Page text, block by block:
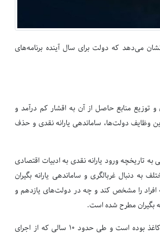
۱۴۰۱ در حوزه معیشت نشان می‌دهد که دولت برای سال آینده برنامه‌های
توزیع منابع حاصل از آن به اقشار کم درآمد و
وظایف دولت‌ها، ساماندهی یارانه نقدی و حذف
تاریخچه ورود یارانه نقدی به ادبیات اقتصادی
به دنبال غربالگری و ساماندهی یارانه بگیران
افراد را مشخص کند و چه در دولت‌های یازدهم و
بگیران مطرح شده است.
با این حال آنچه که در عرصه عمل رخ داده، خارج از قواعد نوشته شده روی کاغذ بوده است و طی حدود ۱۰ سالی که از اجرای